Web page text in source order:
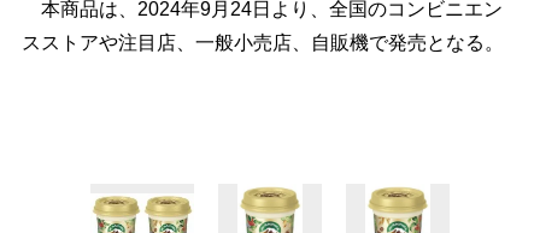
本商品は、2024年9月24日より、全国のコンビニエン
スストアや注目店、一般小売店、自販機で発売となる。